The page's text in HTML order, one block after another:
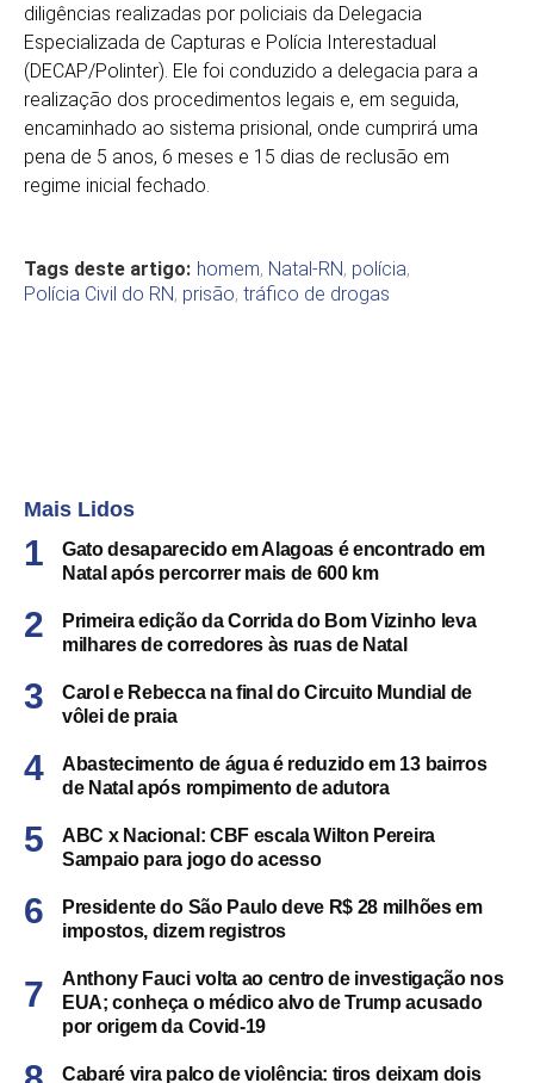
diligências realizadas por policiais da Delegacia
Especializada de Capturas e Polícia Interestadual
(DECAP/Polinter). Ele foi conduzido a delegacia para a
realização dos procedimentos legais e, em seguida,
encaminhado ao sistema prisional, onde cumprirá uma
pena de 5 anos, 6 meses e 15 dias de reclusão em
regime inicial fechado.
Tags deste artigo: homem, Natal-RN, polícia,
Polícia Civil do RN, prisão, tráfico de drogas
Mais Lidos
Gato desaparecido em Alagoas é encontrado em
Natal após percorrer mais de 600 km
Primeira edição da Corrida do Bom Vizinho leva
milhares de corredores às ruas de Natal
Carol e Rebecca na final do Circuito Mundial de
vôlei de praia
Abastecimento de água é reduzido em 13 bairros
de Natal após rompimento de adutora
ABC x Nacional: CBF escala Wilton Pereira
Sampaio para jogo do acesso
Presidente do São Paulo deve R$ 28 milhões em
impostos, dizem registros
Anthony Fauci volta ao centro de investigação nos
EUA; conheça o médico alvo de Trump acusado
por origem da Covid-19
Cabaré vira palco de violência: tiros deixam dois